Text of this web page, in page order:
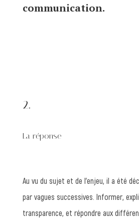
communication.
2.
La réponse
Au vu du sujet et de l’enjeu, il a été
par vagues successives. Informer,
transparence, et répondre aux